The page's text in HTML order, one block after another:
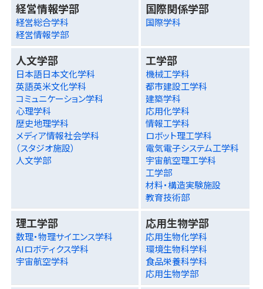
経営情報学部
経営総合学科
経営情報学部
国際関係学部
国際学科
人文学部
日本語日本文化学科
英語英米文化学科
コミュニケーション学科
心理学科
歴史地理学科
メディア情報社会学科
（スタジオ施設）
人文学部
工学部
機械工学科
都市建設工学科
建築学科
応用化学科
情報工学科
ロボット理工学科
電気電子システム工学科
宇宙航空理工学科
工学部
材料・構造実験施設
教育技術部
理工学部
数理・物理サイエンス学科
AIロボティクス学科
宇宙航空学科
応用生物学部
応用生物化学科
環境生物科学科
食品栄養科学科
応用生物学部